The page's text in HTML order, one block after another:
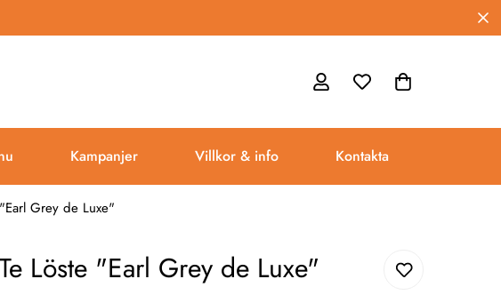
Kampanjer Villkor & info Kontakta
Grey de Luxe"
Löste "Earl Grey de Luxe"